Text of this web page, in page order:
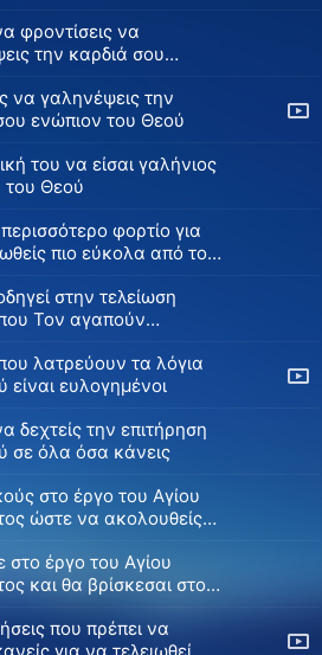
φροντίσεις να
την καρδιά σου
να γαληνέψεις την
ενώπιον του Θεού
του να είσαι γαλήνιος
του Θεού
φορτίο για
πιο εύκολα από τον
στην τελείωση
Τον αγαπούν
λατρεύουν τα λόγια
είναι ευλογημένοι
δεχτείς την επιτήρηση
σε όλα όσα κάνεις
στο έργο του Αγίου
ώστε να ακολουθείς
στο έργο του Αγίου
και θα βρίσκεσαι στο
που πρέπει να